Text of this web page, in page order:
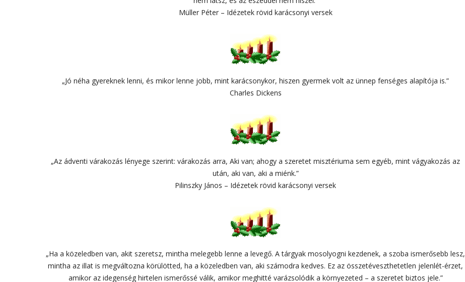
Müller Péter – Idézetek rövid karácsonyi versek
„Jó néha gyereknek lenni, és mikor lenne jobb, mint karácsonykor, hiszen gyermek volt az ünnep fenséges alapítója is.”
Charles Dickens
„Az ádventi várakozás lényege szerint: várakozás arra, Aki van; ahogy a szeretet misztériuma sem egyéb, mint vágyakozás az
után, aki van, aki a miénk.”
Pilinszky János – Idézetek rövid karácsonyi versek
„Ha a közeledben van, akit szeretsz, mintha melegebb lenne a levegő. A tárgyak mosolyogni kezdenek, a szoba ismerősebb lesz,
mintha az illat is megváltozna körülötted, ha a közeledben van, aki számodra kedves. Ez az összetéveszthetetlen jelenlét-érzet,
amikor az idegenség hirtelen ismerőssé válik, amikor meghitté varázsolódik a környezeted – a szeretet biztos jele.”